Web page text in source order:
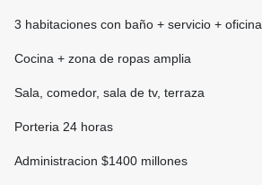
3 habitaciones con baño + servicio + oficina
Cocina + zona de ropas amplia
Sala, comedor, sala de tv, terraza
Porteria 24 horas
Administracion $1400 millones